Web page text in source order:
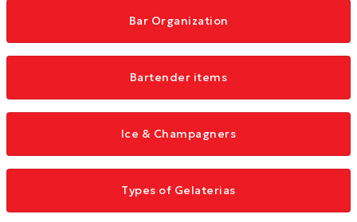
Bar Organization
Bartender items
Ice & Champagners
Types of Gelaterias